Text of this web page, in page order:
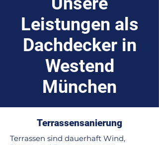
Leistungen als
Dachdecker in
Westend
München
Terrassensanierung
Terrassen sind dauerhaft Wind,